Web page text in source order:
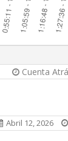
Cuenta
Abril 12, 2026